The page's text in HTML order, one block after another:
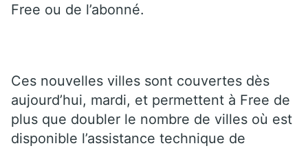
Free ou de l’abonné.
Ces nouvelles villes sont couvertes dès
aujourd’hui, mardi, et permettent à Free de
plus que doubler le nombre de villes où est
disponible l’assistance technique de